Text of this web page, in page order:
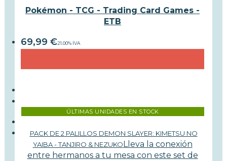
Pokémon - TCG - Trading Card Games -
ETB
69,99 €21.00% IVA
ÚLTIMAS UNIDADES EN STOCK
PACK DE 2 PALILLOS DEMON SLAYER: KIMETSU NO
YAIBA - TANJIRO & NEZUKOLleva la conexión
entre hermanos a tu mesa con este set de